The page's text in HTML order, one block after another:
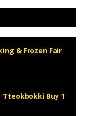
& Frozen Fair
Tteokbokki Buy 1